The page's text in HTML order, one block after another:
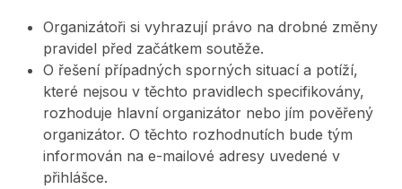
Organizátoři si vyhrazují právo na drobné změny
pravidel před začátkem soutěže.
O řešení případných sporných situací a potíží,
které nejsou v těchto pravidlech specifikovány,
rozhoduje hlavní organizátor nebo jím pověřený
organizátor. O těchto rozhodnutích bude tým
informován na e-mailové adresy uvedené v
přihlášce.